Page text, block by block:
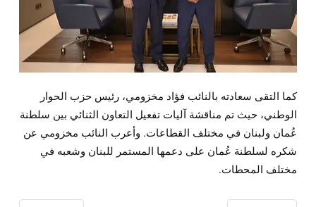
كما التقى سعادته بالنائب فؤاد مخزومي، رئيس حزب الحوار
الوطني، حيث تم مناقشة آليات تفعيل التعاون الثنائي بين سلطنة
عُمان ولبنان في مختلف القطاعات. وأعرب النائب مخزومي عن
شكره لسلطنة عُمان على دعمها المستمر للبنان وشعبه في
مختلف المحطات.